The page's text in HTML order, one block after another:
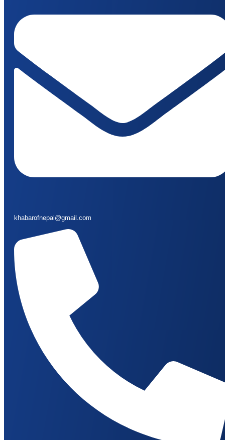
khabarofnepal@gmail.com